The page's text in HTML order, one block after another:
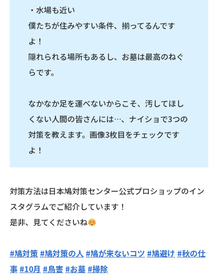
・水場も近い
僕たちが住みやすい条件、揃ってるんです
よ！
隠れられる場所もあるし、お墓は最高のねぐ
らです。
なかなか足を運べないからこそ、汚してほし
くない人間の皆さんには…、ナイショで3つの
対策を教えます。画像3枚目をチェックです
よ！
対策方法は日本鳩対策センター公式プロショップのイン
スタグラムでご紹介しています！
是非、見てくださいね
#鳩対策 #鳩対策の人 #鳩が来ないコツ #鳩避け #秋の仕
事 #10月 #鳥害 #お墓 #掃除